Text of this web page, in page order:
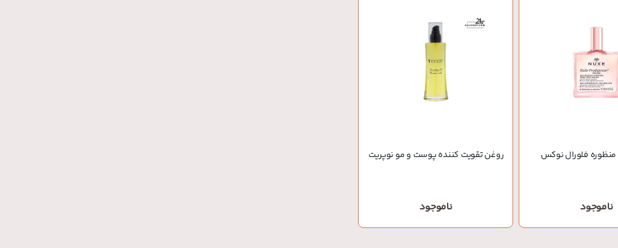
فلورال نوکس
ناموجود
روغن تقویت کننده پوست و مو نوپریت
ناموجود